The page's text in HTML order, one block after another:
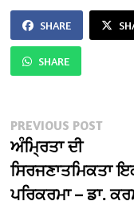
SHARE
SHARE
Post
navigation
PREVIOUS POST
ਅੰਮ੍ਰਿਤਾ ਦੀ
ਸਿਰਜਣਾਤਮਿਕਤਾ
ਪਰਿਕਰਮਾ – ਡਾ.